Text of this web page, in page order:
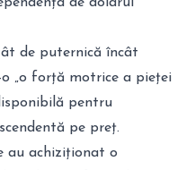
de dolarul
de puternică încât
„o forță motrice a pieței
pentru
pe preț.
au achiziționat o